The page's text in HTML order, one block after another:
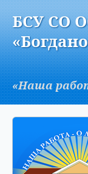
AБСУ СО
«Наша